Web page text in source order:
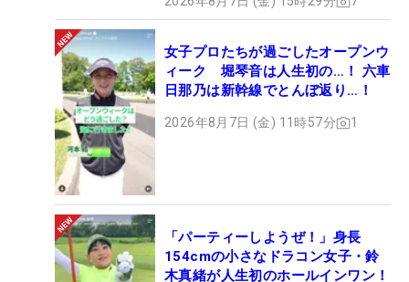
女子プロたちが過ごしたオープンウ
ィーク 堀琴音は人生初の…！ 六車
日那乃は新幹線でとんぼ返り…！
2026年8月7日 (金) 11時57分 1
「パーティーしようぜ！」身長
154cmの小さなドラコン女子・鈴
木真緒が人生初のホールインワン！